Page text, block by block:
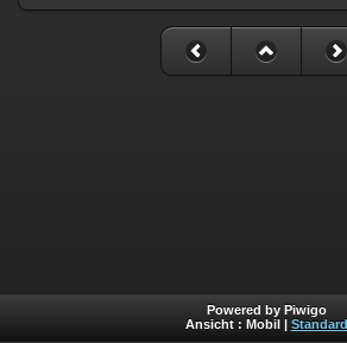
Powered by Piwigo
Ansicht : Mobil Standard